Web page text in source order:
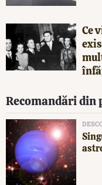
Ce
Recomandări din